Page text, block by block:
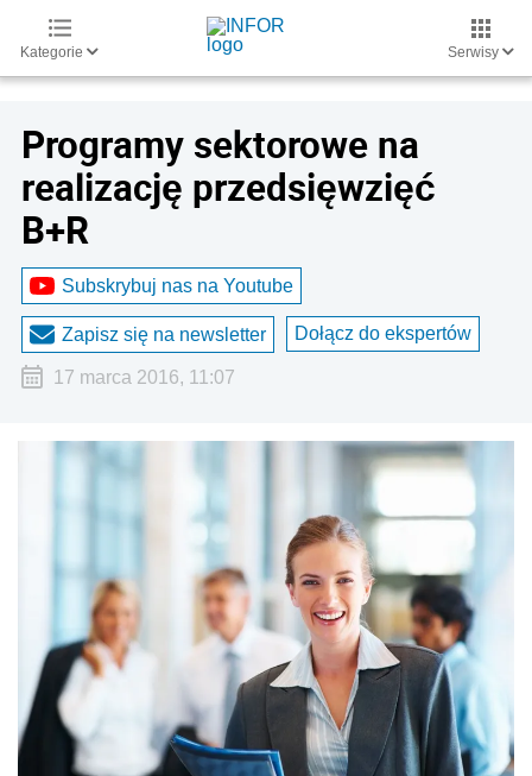
Kategorie Serwisy
Programy sektorowe na
realizację przedsięwzięć
B+R
Subskrybuj nas na Youtube
Zapisz się na newsletter Dołącz do ekspertów
17 marca 2016, 11:07